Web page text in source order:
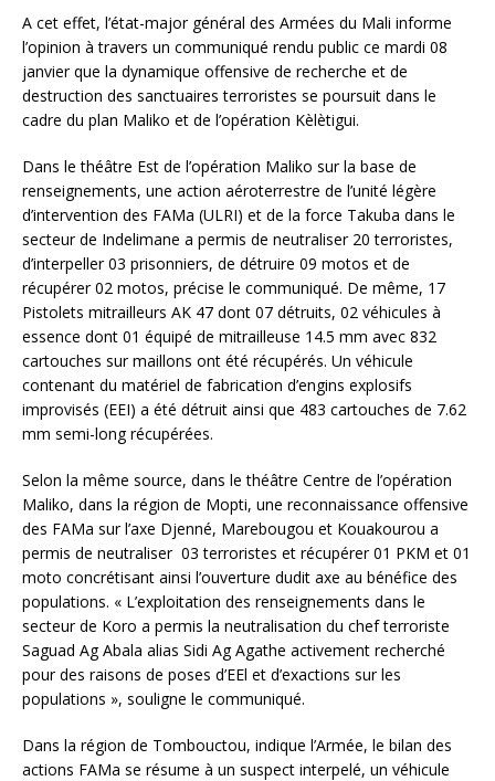
A cet effet, l’état-major général des Armées du Mali informe
l’opinion à travers un communiqué rendu public ce mardi 08
janvier que la dynamique offensive de recherche et de
destruction des sanctuaires terroristes se poursuit dans le
cadre du plan Maliko et de l’opération Kèlètigui.
Dans le théâtre Est de l’opération Maliko sur la base de
renseignements, une action aéroterrestre de l’unité légère
d’intervention des FAMa (ULRI) et de la force Takuba dans le
secteur de Indelimane a permis de neutraliser 20 terroristes,
d’interpeller 03 prisonniers, de détruire 09 motos et de
récupérer 02 motos, précise le communiqué. De même, 17
Pistolets mitrailleurs AK 47 dont 07 détruits, 02 véhicules à
essence dont 01 équipé de mitrailleuse 14.5 mm avec 832
cartouches sur maillons ont été récupérés. Un véhicule
contenant du matériel de fabrication d’engins explosifs
improvisés (EEI) a été détruit ainsi que 483 cartouches de 7.62
mm semi-long récupérées.
Selon la même source, dans le théâtre Centre de l’opération
Maliko, dans la région de Mopti, une reconnaissance offensive
des FAMa sur l’axe Djenné, Marebougou et Kouakourou a
permis de neutraliser 03 terroristes et récupérer 01 PKM et 01
moto concrétisant ainsi l’ouverture dudit axe au bénéfice des
populations. « L’exploitation des renseignements dans le
secteur de Koro a permis la neutralisation du chef terroriste
Saguad Ag Abala alias Sidi Ag Agathe activement recherché
pour des raisons de poses d’EEl et d’exactions sur les
populations », souligne le communiqué.
Dans la région de Tombouctou, indique l’Armée, le bilan des
actions FAMa se résume à un suspect interpelé, un véhicule